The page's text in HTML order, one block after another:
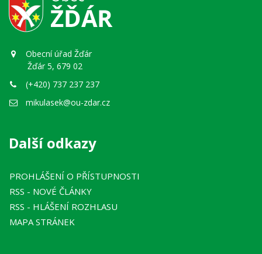
Obecní úřad Žďár
Žďár 5, 679 02
(+420) 737 237 237
mikulasek@ou-zdar.cz
Další odkazy
PROHLÁŠENÍ O PŘÍSTUPNOSTI
RSS - NOVÉ ČLÁNKY
RSS - HLÁŠENÍ ROZHLASU
MAPA STRÁNEK